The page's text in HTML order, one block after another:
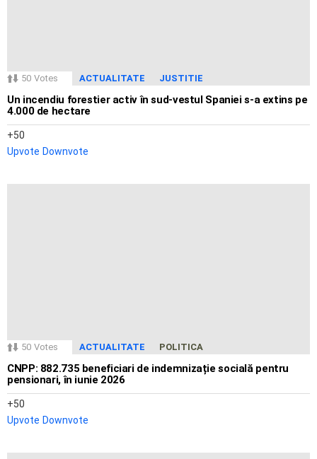
50 Votes ACTUALITATE JUSTITIE
Un incendiu forestier activ în sud-vestul Spaniei s-a extins pe
4.000 de hectare
50
Upvote Downvote
50 Votes ACTUALITATE POLITICA
CNPP: 882.735 beneficiari de indemnizație socială pentru
pensionari, în iunie 2026
50
Upvote Downvote